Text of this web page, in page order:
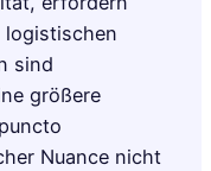
logistischen
sind
größere
Nuance nicht